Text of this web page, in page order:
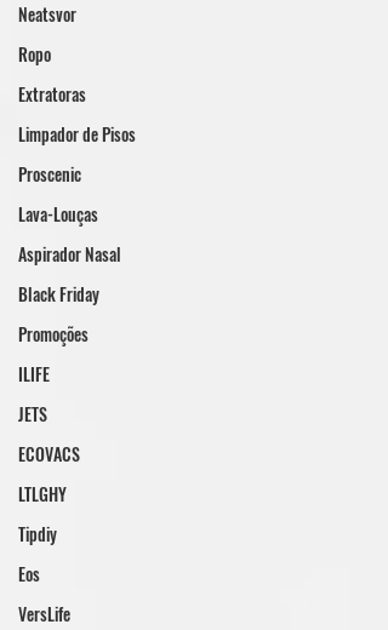
Neatsvor
Ropo
Extratoras
Limpador de Pisos
Proscenic
Lava-Louças
Aspirador Nasal
Black Friday
Promoções
ILIFE
JETS
ECOVACS
LTLGHY
Tipdiy
Eos
VersLife